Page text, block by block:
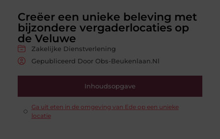
Creëer een unieke beleving met
bijzondere vergaderlocaties op
de Veluwe
Zakelijke Dienstverlening
Gepubliceerd Door Obs-Beukenlaan.nl
Inhoudsopgave
Ga uit eten in de omgeving van Ede op een unieke
locatie